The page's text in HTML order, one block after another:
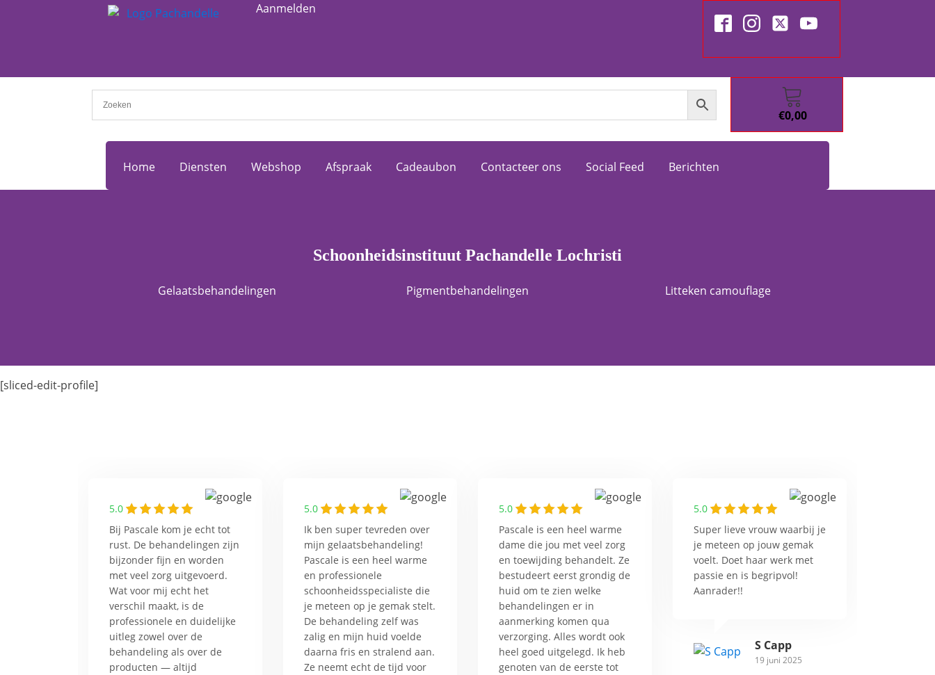
Aanmelden
€0,00
Home Diensten Webshop Afspraak Cadeaubon Contacteer ons Social Feed Berichten
Schoonheidsinstituut Pachandelle Lochristi
Gelaatsbehandelingen Pigmentbehandelingen Litteken camouflage
[sliced-edit-profile]
5.0
Bij Pascale kom je echt tot
rust. De behandelingen zijn
bijzonder fijn en worden
met veel zorg uitgevoerd.
Wat voor mij echt het
verschil maakt, is de
professionele en duidelijke
uitleg zowel over de
behandeling als over de
producten — altijd
5.0
Ik ben super tevreden over
mijn gelaatsbehandeling!
Pascale is een heel warme
en professionele
schoonheidsspecialiste die
je meteen op je gemak stelt.
De behandeling zelf was
zalig en mijn huid voelde
daarna fris en stralend aan.
Ze neemt echt de tijd voor
5.0
Pascale is een heel warme
dame die jou met veel zorg
en toewijding behandelt. Ze
bestudeert eerst grondig de
huid om te zien welke
behandelingen er in
aanmerking komen qua
verzorging. Alles wordt ook
heel goed uitgelegd. Ik heb
genoten van de eerste tot
5.0
Super lieve vrouw waarbij je
je meteen op jouw gemak
voelt. Doet haar werk met
passie en is begripvol!
Aanrader!!
S Capp
19 juni 2025